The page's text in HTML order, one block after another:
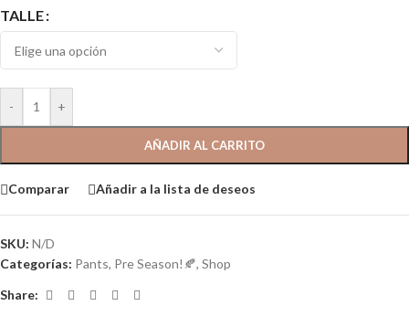
TALLE
- +
AÑADIR AL CARRITO
Comparar Añadir a la lista de deseos
SKU: N/D
Categorías: Pants, Pre Season!🍂, Shop
Share: